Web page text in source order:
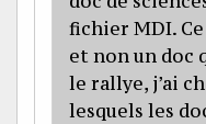
fichier MDI.
et non un doc
le rallye, j’ai
lesquels les